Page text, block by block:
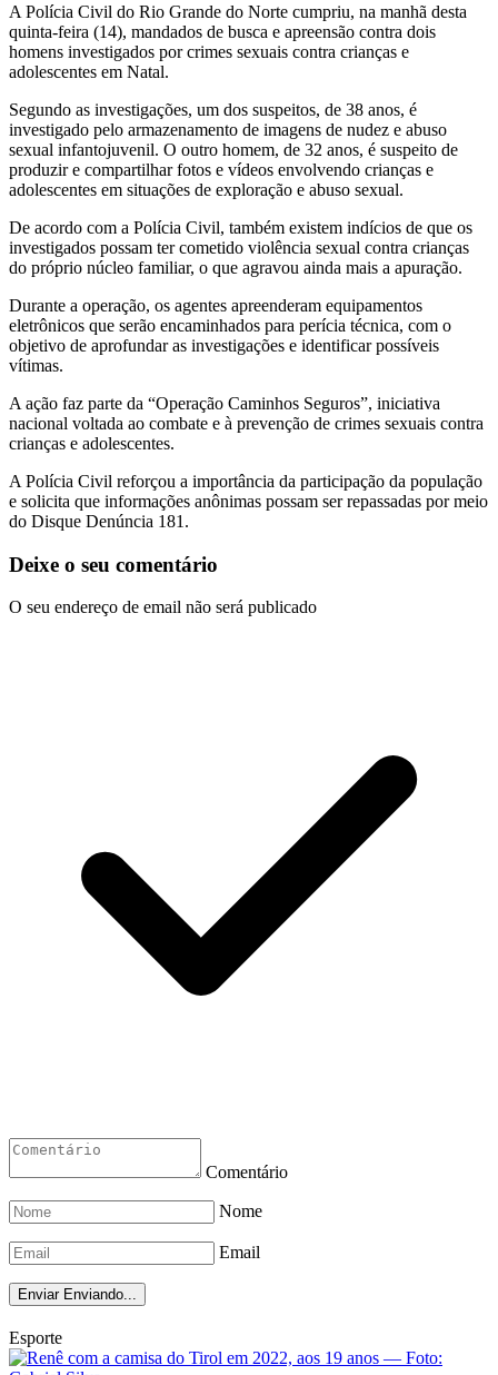
A Polícia Civil do Rio Grande do Norte cumpriu, na manhã desta
quinta-feira (14), mandados de busca e apreensão contra dois
homens investigados por crimes sexuais contra crianças e
adolescentes em Natal.
Segundo as investigações, um dos suspeitos, de 38 anos, é
investigado pelo armazenamento de imagens de nudez e abuso
sexual infantojuvenil. O outro homem, de 32 anos, é suspeito de
produzir e compartilhar fotos e vídeos envolvendo crianças e
adolescentes em situações de exploração e abuso sexual.
De acordo com a Polícia Civil, também existem indícios de que os
investigados possam ter cometido violência sexual contra crianças
do próprio núcleo familiar, o que agravou ainda mais a apuração.
Durante a operação, os agentes apreenderam equipamentos
eletrônicos que serão encaminhados para perícia técnica, com o
objetivo de aprofundar as investigações e identificar possíveis
vítimas.
A ação faz parte da “Operação Caminhos Seguros”, iniciativa
nacional voltada ao combate e à prevenção de crimes sexuais contra
crianças e adolescentes.
A Polícia Civil reforçou a importância da participação da população
e solicita que informações anônimas possam ser repassadas por meio
do Disque Denúncia 181.
Deixe o seu comentário
O seu endereço de email não será publicado
Comentário
Nome
Email
Enviar Enviando...
Esporte